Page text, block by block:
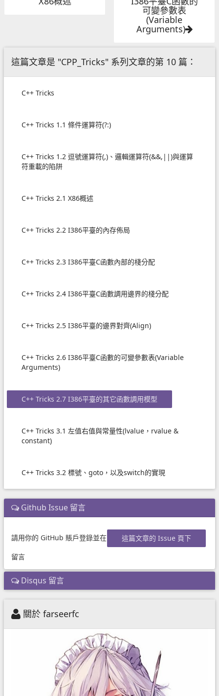
可變參數表
(Variable
Arguments)
這篇文章是 "CPP_Tricks" 系列文章的第 10 篇：
C++ Tricks
C++ Tricks 1.1 條件運算符(?:)
C++ Tricks 1.2 逗號運算符(,)、邏輯運算符(&&,||)與運算
符重載的陷阱
C++ Tricks 2.1 X86概述
C++ Tricks 2.2 I386平臺的內存佈局
C++ Tricks 2.3 I386平臺C函數內部的棧分配
C++ Tricks 2.4 I386平臺C函數調用邊界的棧分配
C++ Tricks 2.5 I386平臺的邊界對齊(Align)
C++ Tricks 2.6 I386平臺C函數的可變參數表(Variable
Arguments)
C++ Tricks 2.7 I386平臺的其它函數調用模型
C++ Tricks 3.1 左值右值與常量性(lvalue，rvalue &
constant)
C++ Tricks 3.2 標號、goto，以及switch的實現
Github Issue 留言
請用你的 GitHub 賬戶登錄並在
這篇文章的 Issue 頁下
留言
Disqus 留言
關於 farseerfc